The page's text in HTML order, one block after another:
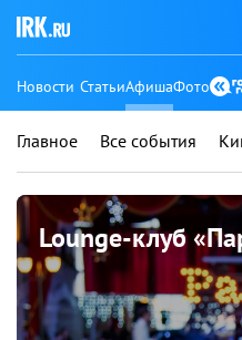
Новости СтатьиАфишаФото
Главное Все события
Lounge-клуб